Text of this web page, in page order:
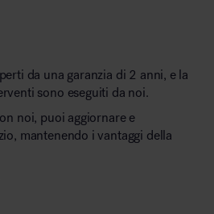
da una garanzia di 2 anni, e la
sono eseguiti da noi.
noi, puoi aggiornare e
mantenendo i vantaggi della